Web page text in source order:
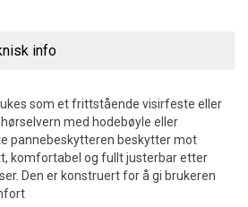
info
som et frittstående visirfeste eller
med hodebøyle eller
pannebeskytteren beskytter mot
komfortabel og fullt justerbar etter
Den er konstruert for å gi brukeren